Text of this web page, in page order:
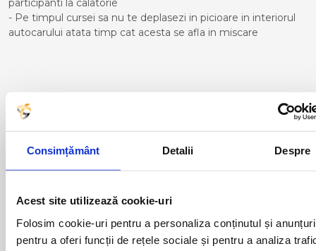
Consimțământ Detalii Despre
Acest site utilizează cookie-uri
Folosim cookie-uri pentru a personaliza conținutul și
pentru a oferi funcții de rețele sociale și pentru a analiza
participanti la calatorie
- Pe timpul cursei sa nu te deplasezi in picioare in interiorul
autocarului atata timp cat acesta se afla in miscare
Curse din Romania catre
ALICANTE:
ACAS
AIUD
ALESD
ALEXANDRIA
BACAU
LUGOJ
MEDGIDIA
MIZIL
MOINESTI
MOTCA
NUSFALAU